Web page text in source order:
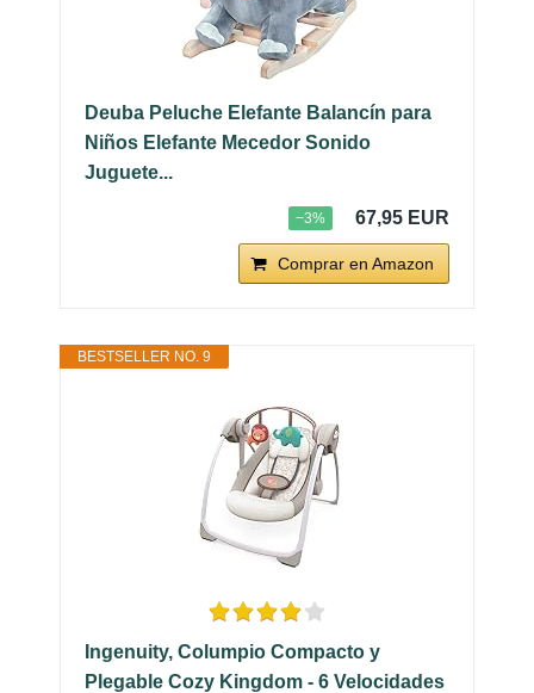
Deuba Peluche Elefante Balancín para
Niños Elefante Mecedor Sonido
Juguete...
−3% 67,95 EUR
Comprar en Amazon
BESTSELLER NO. 9
Ingenuity, Columpio Compacto y
Plegable Cozy Kingdom - 6 Velocidades